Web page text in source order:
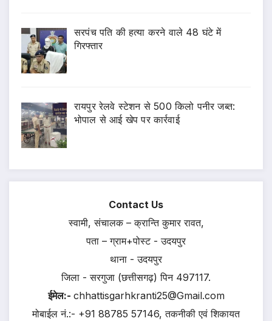
सरपंच पति की हत्या करने वाले 48 घंटे में
गिरफ्तार
रायपुर रेलवे स्टेशन से 500 किलो पनीर जब्त:
भोपाल से आई खेप पर कार्रवाई
Contact Us
स्वामी, संचालक – क्रान्ति कुमार रावत,
पता – ग्राम+पोस्ट - उदयपुर
थाना - उदयपुर
जिला - सरगुजा (छत्तीसगढ़) पिन 497117.
ईमेल:- chhattisgarhkranti25@Gmail.com
मोबाईल नं.:- +91 88785 57146, तकनीकी एवं शिकायत